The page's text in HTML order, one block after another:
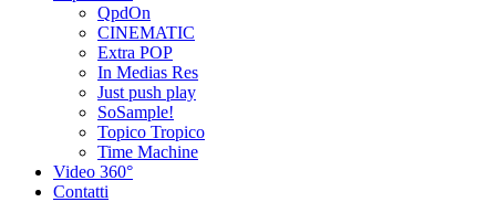
QpdOn
CINEMATIC
Extra POP
In Medias Res
Just push play
SoSample!
Topico Tropico
Time Machine
Video 360°
Contatti